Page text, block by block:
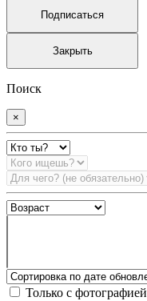
Подписаться
Закрыть
Поиск
×
Только с фотографией